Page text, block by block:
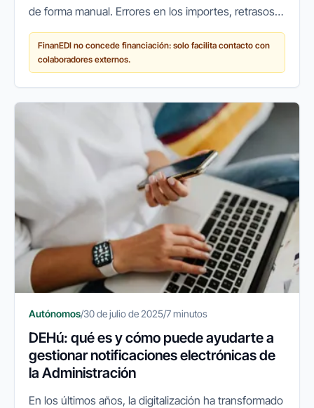
de forma manual. Errores en los importes, retrasos
en los cobros o pérdidas de documentos son
problemas habituales que...
FinanEDI no concede financiación: solo facilita contacto con
colaboradores externos.
Autónomos/30 de julio de 2025/7 minutos
DEHú: qué es y cómo puede ayudarte a
gestionar notificaciones electrónicas de
la Administración
En los últimos años, la digitalización ha transformado